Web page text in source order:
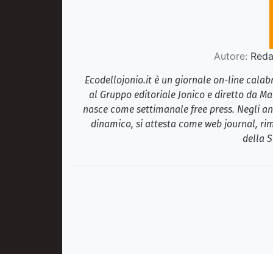
Autore:
Ecodellojonio.it è un giornale on-line
al Gruppo editoriale Jonico e diretto da
nasce come settimanale free press. Negli
dinamico, si attesta come web journal,
della